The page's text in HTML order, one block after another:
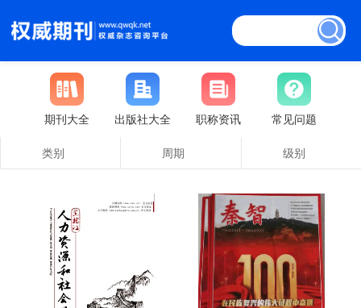
期刊大全 出版社大全 职称资讯 常见问题
类别 周期 级别